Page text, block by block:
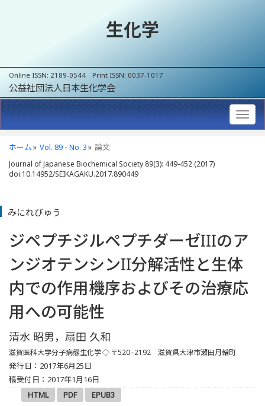
生化学
Online ISSN: 2189-0544 Print ISSN: 0037-1017
公益社団法人日本生化学会
ホーム Vol. 89 - No. 3 論文
Journal of Japanese Biochemical Society 89(3): 449-452 (2017)
doi:10.14952/SEIKAGAKU.2017.890449
みにれびゅう
ジペプチジルペプチダーゼIIIのア
ンジオテンシンII分解活性と生体
内での作用機序およびその治療応
用への可能性
清水 昭男，扇田 久和
滋賀医科大学分子病態生化学◇ 〒520–2192 滋賀県大津市瀬田月輪町
発行日：2017年6月25日
稿受付日：2017年1月16日
HTML
PDF EPUB3